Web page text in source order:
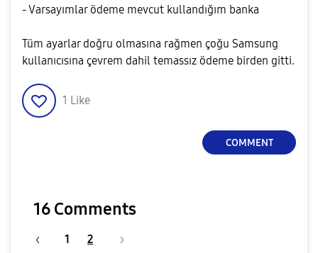
- Varsayımlar ödeme mevcut kullandığım banka
Tüm ayarlar doğru olmasına rağmen çoğu Samsung
kullanıcısına çevrem dahil temassız ödeme birden gitti.
1 Like
COMMENT
16 Comments
1 2